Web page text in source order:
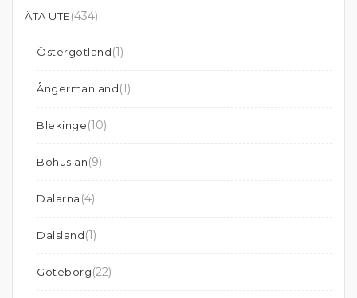
ÄTA UTE(434)
Östergötland(1)
Ångermanland(1)
Blekinge(10)
Bohuslän(9)
Dalarna (4)
Dalsland(1)
Göteborg(22)